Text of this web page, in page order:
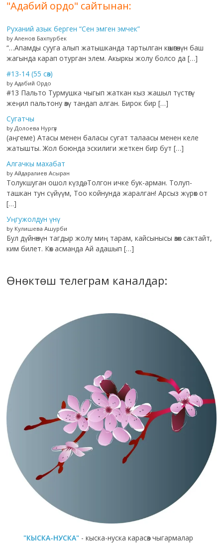
"Адабий ордо" сайтынан:
Руханий азык берген “Сен эмген эмчек”
by Аленов Бахпурбек
“…Апамды сууга алып жатышканда тартылган көшөгөнүн баш
жагында карап отурган элем. Акыркы жолу болсо да […]
#13-14 (55 сөз)
by Адабий Ордо
#13 Пальто Турмушка чыгып жаткан кыз жашыл түстөгү
жеңил пальтону өзү тандап алган. Бирок бир […]
Сугатчы
by Долоева Нургүл
(аңгеме) Атасы менен баласы сугат талаасы менен келе
жатышты. Жол боюнда эскилиги жеткен бир бут […]
Алгачкы махабат
by Айдаралиев Асыран
Толукшуган ошол күздө, Толгон ичке бук-арман. Толуп-
ташкан тун сүйүүм, Тоо койнунда жаралган! Арсыз жүрөк от
[…]
Уңгужолдун үнү
by Кулишева Ашурби
Бул дүйнөнүн тагдыр жолу миң тарам, кайсынысы өзөк сактайт,
ким билет. Көк асманда Ай адашып […]
Өнөктөш телеграм каналдар:
"КЫСКА-НУСКА" - кыска-нуска карасөз чыгармалар